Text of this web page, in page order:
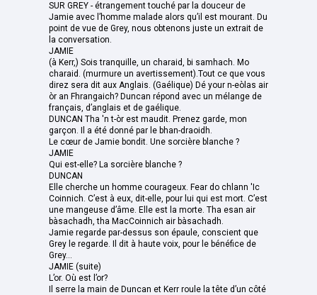
SUR GREY - étrangement touché par la douceur de
Jamie avec l’homme malade alors qu’il est mourant. Du
point de vue de Grey, nous obtenons juste un extrait de
la conversation.
JAMIE
(à Kerr,) Sois tranquille, un charaid, bi samhach. Mo
charaid. (murmure un avertissement).Tout ce que vous
direz sera dit aux Anglais. (Gaélique) Dé your n-eòlas air
òr an Fhrangaich? Duncan répond avec un mélange de
français, d’anglais et de gaélique.
DUNCAN Tha 'n t-òr est maudit. Prenez garde, mon
garçon. Il a été donné par le bhan-draoidh.
Le cœur de Jamie bondit. Une sorcière blanche ?
JAMIE
Qui est-elle? La sorcière blanche ?
DUNCAN
Elle cherche un homme courageux. Fear do chlann 'Ic
Coinnich. C’est à eux, dit-elle, pour lui qui est mort. C’est
une mangeuse d’âme. Elle est la morte. Tha esan air
bàsachadh, tha MacCoinnich air bàsachadh.
Jamie regarde par-dessus son épaule, conscient que
Grey le regarde. Il dit à haute voix, pour le bénéfice de
Grey...
JAMIE (suite)
L’or. Où est l’or?
Il serre la main de Duncan et Kerr roule la tête d’un côté